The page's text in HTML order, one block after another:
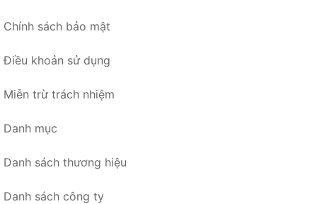
Chính sách bảo mật
Điều khoản sử dụng
Miễn trừ trách nhiệm
Danh mục
Danh sách thương hiệu
Danh sách công ty